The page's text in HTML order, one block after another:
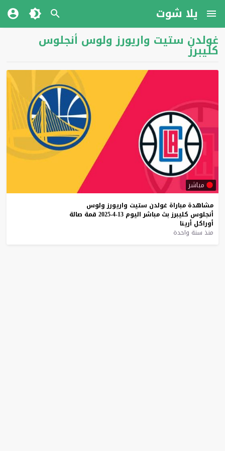
يلا شوت
غولدن ستيت واريورز ولوس أنجلوس
كليبرز
مباشر
مشاهدة مباراة غولدن ستيت واريورز ولوس
أنجلوس كليبرز بث مباشر اليوم 13-4-2025 قمة صالة
أوراكل أرينا
منذ سنة واحدة